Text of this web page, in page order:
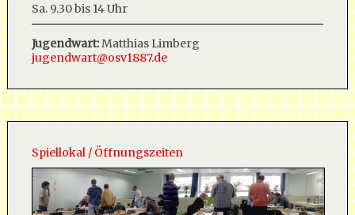
Sa. 9.30 bis 14 Uhr
Jugendwart:Matthias Limberg
jugendwart@osv1887.de
Spiellokal / Öffnungszeiten